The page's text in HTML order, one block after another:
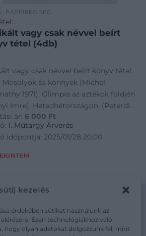
kezelés
érdekében sütiket használunk az
Ezen technológiákhoz való
hogy olyan adatokat dolgozzunk fel, mint
PAPÍRRÉGISÉG
vagy csak névvel beírt
tétel (4db)
vagy csak névvel beírt könyv tétel
Mosolyok és könnyek (Michel
1971), Olimpia az aztékok földjén
Imre), Hetedhétországon. (Peterdi
(Matura Mihály)
ár: 6 000 Ft
1. Műtárgy Árverés
időpontja: 2025/01/28 20:00